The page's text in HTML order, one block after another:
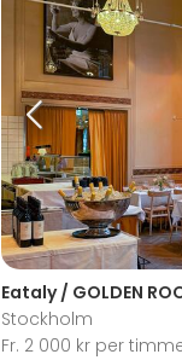
Eataly / GOLDEN
Stockholm
Fr. 2 000 kr per